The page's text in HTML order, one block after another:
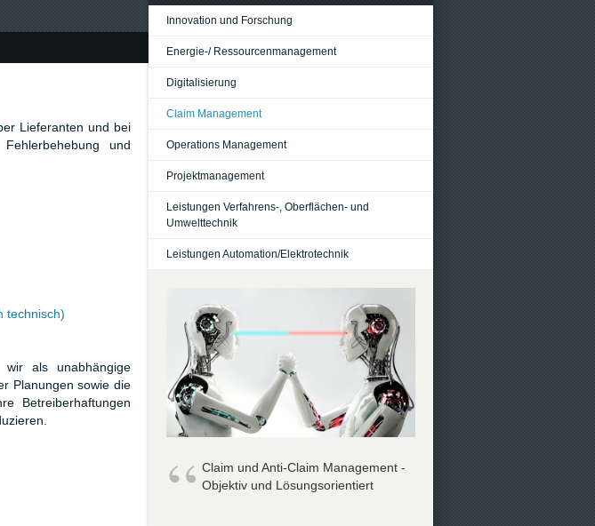
Lieferanten und bei
und
technisch)
wir als unabhängige
Planungen sowie die
Betreiberhaftungen
Innovation und Forschung
Energie-/ Ressourcenmanagement
Digitalisierung
Claim Management
Operations Management
Projektmanagement
Leistungen Verfahrens-, Oberflächen- und
Umwelttechnik
Leistungen Automation/Elektrotechnik
Claim und Anti-Claim Management -
Objektiv und Lösungsorientiert